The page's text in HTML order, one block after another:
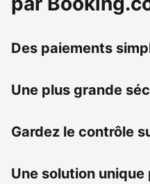
Des paiements
Une plus grande
Gardez le contrôle
Une solution